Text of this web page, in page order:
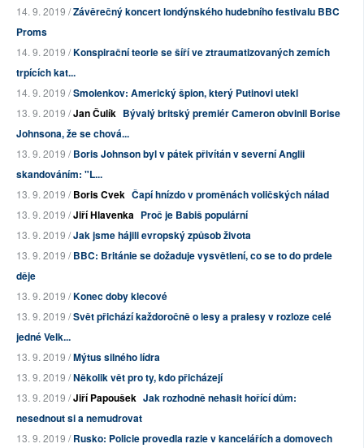
14. 9. 2019 /Závěrečný koncert londýnského hudebního festivalu BBC
Proms
14. 9. 2019 /Konspirační teorie se šíří ve ztraumatizovaných zemích
trpících kat...
14. 9. 2019 /Smolenkov: Americký špion, který Putinovi utekl
13. 9. 2019 /Jan Čulík Bývalý britský premiér Cameron obvinil Borise
Johnsona, že se chová...
13. 9. 2019 /Boris Johnson byl v pátek přivítán v severní Anglii
skandováním: "L...
13. 9. 2019 /Boris Cvek Čapí hnízdo v proměnách voličských nálad
13. 9. 2019 /Jiří Hlavenka Proč je Babiš populární
13. 9. 2019 /Jak jsme hájili evropský způsob života
13. 9. 2019 /BBC: Británie se dožaduje vysvětlení, co se to do prdele
děje
13. 9. 2019 /Konec doby klecové
13. 9. 2019 /Svět přichází každoročně o lesy a pralesy v rozloze celé
jedné Velk...
13. 9. 2019 /Mýtus silného lídra
13. 9. 2019 /Několik vět pro ty, kdo přicházejí
13. 9. 2019 /Jiří Papoušek Jak rozhodně nehasit hořící dům:
nesednout si a nemudrovat
13. 9. 2019 /Rusko: Policie provedla razie v kancelářích a domovech